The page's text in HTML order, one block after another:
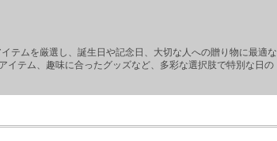
テムを厳選し、誕生日や記念日、大切な人への贈り物に最適な
イテム、趣味に合ったグッズなど、多彩な選択肢で特別な日の